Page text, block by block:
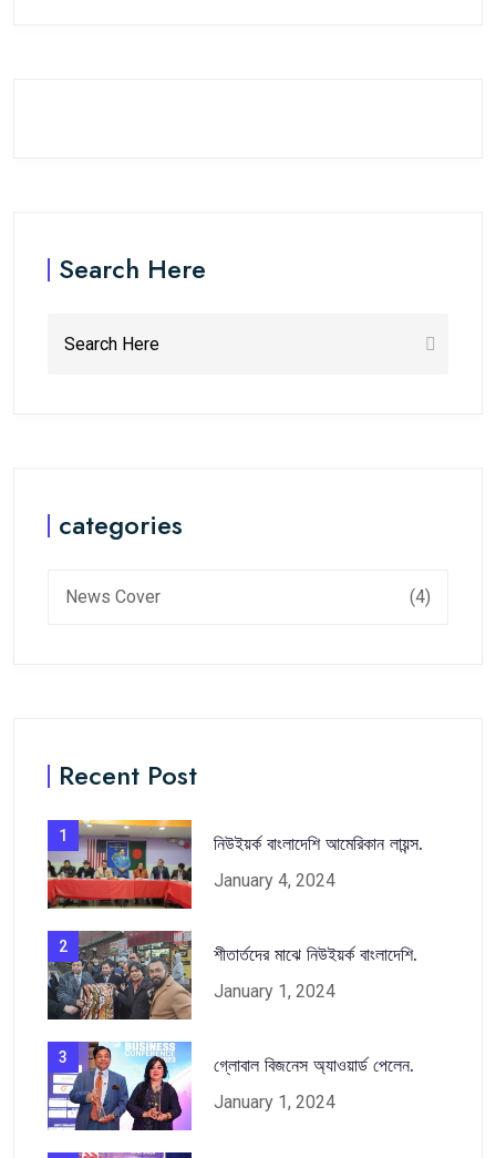
Search Here
categories
News Cover (4)
Recent Post
1 নিউইয়র্ক বাংলাদেশি আমেরিকান লায়ন্স.
January 4, 2024
2 শীতার্তদের মাঝে নিউইয়র্ক বাংলাদেশি.
January 1, 2024
3 গ্লোবাল বিজনেস অ্যাওয়ার্ড পেলেন.
January 1, 2024